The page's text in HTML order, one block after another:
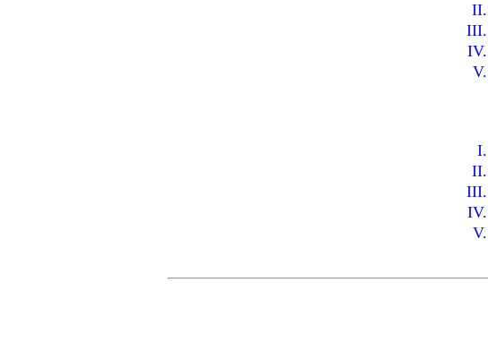
II.
III.
IV.
V.
I.
II.
III.
IV.
V.